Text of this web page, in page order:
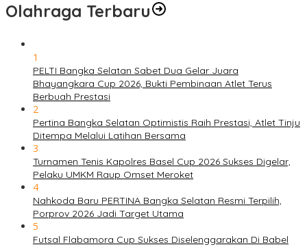
Olahraga Terbaru
1
PELTI Bangka Selatan Sabet Dua Gelar Juara
Bhayangkara Cup 2026, Bukti Pembinaan Atlet Terus
Berbuah Prestasi
2
Pertina Bangka Selatan Optimistis Raih Prestasi, Atlet Tinju
Ditempa Melalui Latihan Bersama
3
Turnamen Tenis Kapolres Basel Cup 2026 Sukses Digelar,
Pelaku UMKM Raup Omset Meroket
4
Nahkoda Baru PERTINA Bangka Selatan Resmi Terpilih,
Porprov 2026 Jadi Target Utama
5
Futsal Flabamora Cup Sukses Diselenggarakan Di Babel